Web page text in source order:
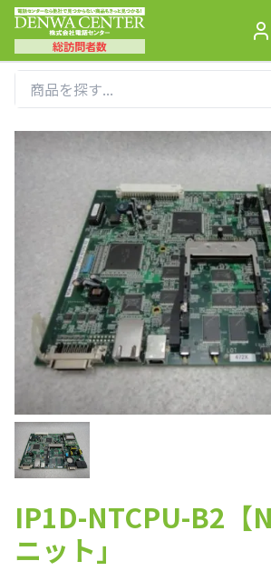
総訪問者数
IP1D-NTCPU-B2【
ニット」